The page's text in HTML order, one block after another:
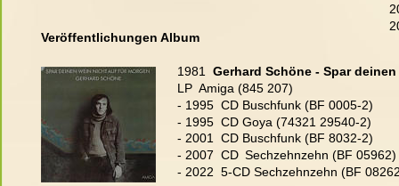
1981 Gerhard Schöne - Spar
LP  Amiga (845 207)
- 1995  CD Buschfunk (BF 0005-2)
- 1995  CD Goya (74321 29540-2)
- 2001  CD Buschfunk (BF 8032-2)
- 2007  CD Sechzehnzehn (BF 05962)
- 2022  5-CD Sechzehnzehn (BF
Veröffentlichungen Album